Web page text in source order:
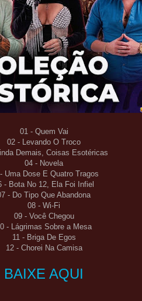
01 - Quem Vai
02 - Levando O Troco
Demais, Coisas Esotéricas
04 - Novela
Uma Dose E Quatro Tragos
- Bota No 12, Ela Foi Infiel
- Do Tipo Que Abandona
08 - Wi-Fi
09 - Você Chegou
- Lágrimas Sobre a Mesa
11 - Briga De Egos
12 - Chorei Na Camisa
BAIXE AQUI